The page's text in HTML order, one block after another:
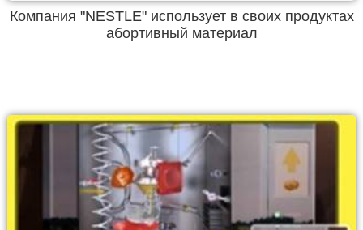
Компания "NESTLE" использует в своих продуктах
абортивный материал